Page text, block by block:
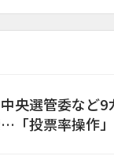
央選管委など9
「投票率操作